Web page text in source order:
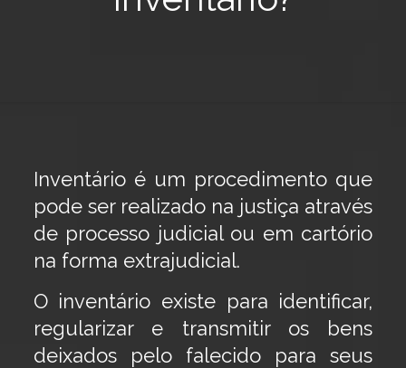
Inventário é um procedimento que
pode ser realizado na justiça através
de processo judicial ou em cartório
na forma extrajudicial.
O inventário existe para identificar,
regularizar e transmitir os bens
deixados pelo falecido para seus